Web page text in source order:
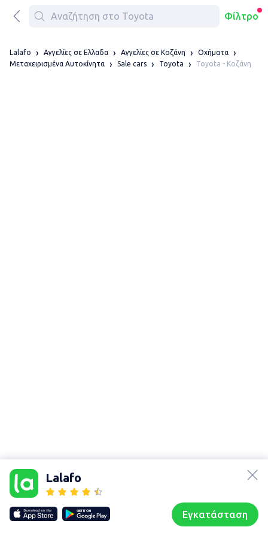
Φίλτρο
Lalafo
Εγκατάσταση
Lalafo Αγγελίες σε Ελλαδα Αγγελίες σε Κοζάνη
Οχήματα
Μεταχειρισμένα Αυτοκίνητα
Sale cars Toyota Toyota - Κοζάνη
Our websites
lalafo.kg
lalafo.rs
lalafo.pl
Sitemap
Χάρτης
Συζητήσεις Προφίλ